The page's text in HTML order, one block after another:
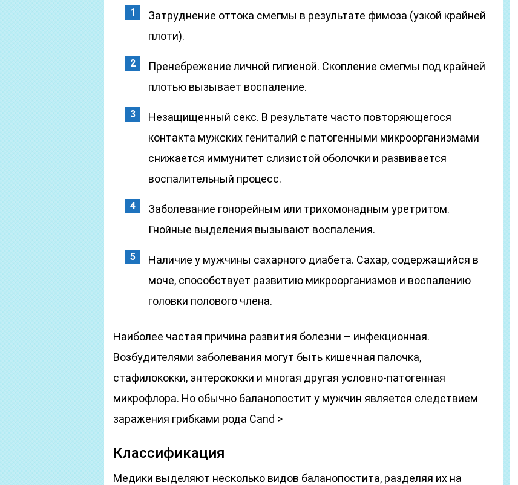
Затруднение оттока смегмы в результате фимоза (узкой крайней
плоти).
Пренебрежение личной гигиеной. Скопление смегмы под крайней
плотью вызывает воспаление.
Незащищенный секс. В результате часто повторяющегося
контакта мужских гениталий с патогенными микроорганизмами
снижается иммунитет слизистой оболочки и развивается
воспалительный процесс.
Заболевание гонорейным или трихомонадным уретритом.
Гнойные выделения вызывают воспаления.
Наличие у мужчины сахарного диабета. Сахар, содержащийся в
моче, способствует развитию микроорганизмов и воспалению
головки полового члена.
Наиболее частая причина развития болезни – инфекционная.
Возбудителями заболевания могут быть кишечная палочка,
стафилококки, энтерококки и многая другая условно-патогенная
микрофлора. Но обычно баланопостит у мужчин является следствием
заражения грибками рода Cand >
Классификация
Медики выделяют несколько видов баланопостита, разделяя их на